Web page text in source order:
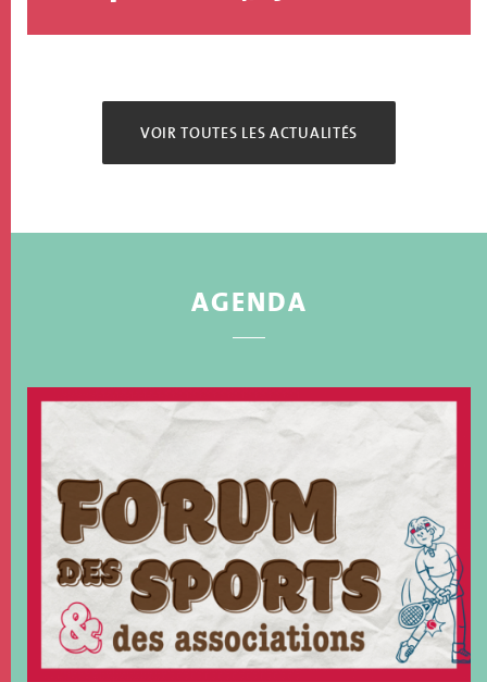
VOIR TOUTES LES ACTUALITÉS
AGENDA
Image